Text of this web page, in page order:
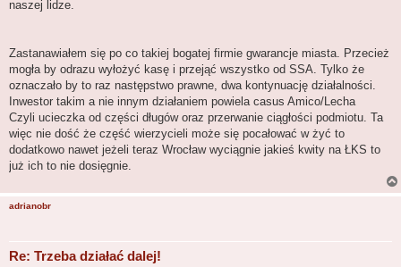
naszej lidze.
Zastanawiałem się po co takiej bogatej firmie gwarancje miasta. Przecież
mogła by odrazu wyłożyć kasę i przejąć wszystko od SSA. Tylko że
oznaczało by to raz następstwo prawne, dwa kontynuację działalności.
Inwestor takim a nie innym działaniem powiela casus Amico/Lecha
Czyli ucieczka od części długów oraz przerwanie ciągłości podmiotu. Ta
więc nie dość że część wierzycieli może się pocałować w żyć to
dodatkowo nawet jeżeli teraz Wrocław wyciągnie jakieś kwity na ŁKS to
już ich to nie dosięgnie.
adrianobr
Re: Trzeba działać dalej!